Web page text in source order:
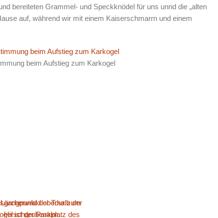
bereiteten Grammel- und Speckknödel für uns unnd die „alten
auf, während wir mit einem Kaiserschmarrn und einem
beim Aufstieg zum Karkogel